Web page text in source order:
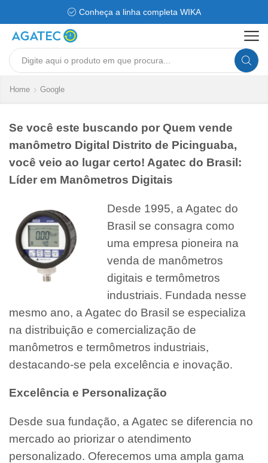
Conheça a linha completa WIKA
Search
Home Google
Se você este buscando por Quem vende
manômetro Digital Distrito de Picinguaba,
você veio ao lugar certo! Agatec do Brasil:
Líder em Manômetros Digitais
Desde 1995, a Agatec do
Brasil se consagra como
uma empresa pioneira na
venda de manômetros
digitais e termômetros
industriais. Fundada nesse
mesmo ano, a Agatec do Brasil se especializa
na distribuição e comercialização de
manômetros e termômetros industriais,
destacando-se pela excelência e inovação.
Excelência e Personalização
Desde sua fundação, a Agatec se diferencia no
mercado ao priorizar o atendimento
personalizado. Oferecemos uma ampla gama